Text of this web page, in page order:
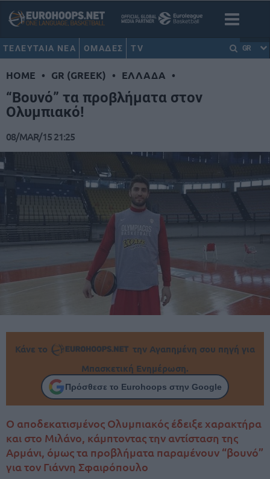
ΤΕΛΕΥΤΑΙΑ ΝΕΑ ΟΜΑΔΕΣ TV GR
HOME • GR (GREEK) • ΕΛΛΑΔΑ •
“Βουνό” τα προβλήματα στον
Ολυμπιακό!
08/MAR/15 21:25
Κάνε το
την Αγαπημένη σου πηγή για
Μπασκετική Ενημέρωση.
Πρόσθεσε το Eurohoops στην Google
Ο αποδεκατισμένος Ολυμπιακός έδειξε χαρακτήρα
και στο Μιλάνο, κάμπτοντας την αντίσταση της
Αρμάνι, όμως τα προβλήματα παραμένουν “βουνό”
για τον Γιάννη Σφαιρόπουλο